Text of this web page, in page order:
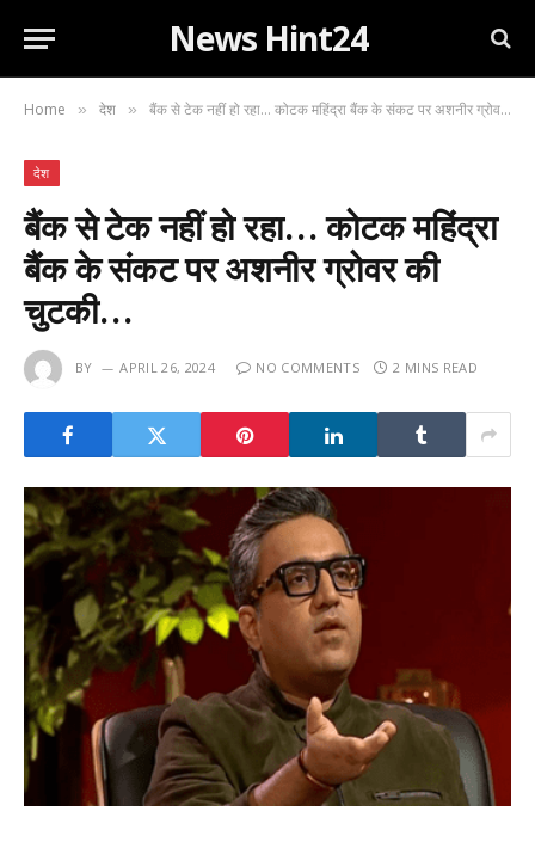
News Hint24
Home » देश » बैंक से टेक नहीं हो रहा… कोटक महिंद्रा बैंक के संकट पर अशनीर ग्रोवर की चुटकी…
देश
बैंक से टेक नहीं हो रहा… कोटक महिंद्रा
बैंक के संकट पर अशनीर ग्रोवर की
चुटकी…
BY APRIL 26, 2024 NO COMMENTS 2 MINS READ